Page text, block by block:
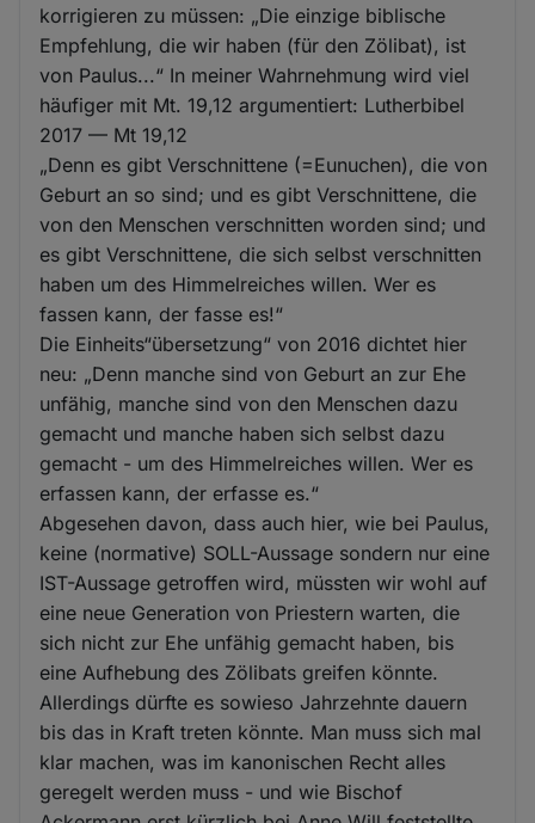
korrigieren zu müssen: „Die einzige biblische
Empfehlung, die wir haben (für den Zölibat), ist
von Paulus...“ In meiner Wahrnehmung wird viel
häufiger mit Mt. 19,12 argumentiert: Lutherbibel
2017 — Mt 19,12
„Denn es gibt Verschnittene (=Eunuchen), die von
Geburt an so sind; und es gibt Verschnittene, die
von den Menschen verschnitten worden sind; und
es gibt Verschnittene, die sich selbst verschnitten
haben um des Himmelreiches willen. Wer es
fassen kann, der fasse es!“
Die Einheits“übersetzung“ von 2016 dichtet hier
neu: „Denn manche sind von Geburt an zur Ehe
unfähig, manche sind von den Menschen dazu
gemacht und manche haben sich selbst dazu
gemacht - um des Himmelreiches willen. Wer es
erfassen kann, der erfasse es.“
Abgesehen davon, dass auch hier, wie bei Paulus,
keine (normative) SOLL-Aussage sondern nur eine
IST-Aussage getroffen wird, müssten wir wohl auf
eine neue Generation von Priestern warten, die
sich nicht zur Ehe unfähig gemacht haben, bis
eine Aufhebung des Zölibats greifen könnte.
Allerdings dürfte es sowieso Jahrzehnte dauern
bis das in Kraft treten könnte. Man muss sich mal
klar machen, was im kanonischen Recht alles
geregelt werden muss - und wie Bischof